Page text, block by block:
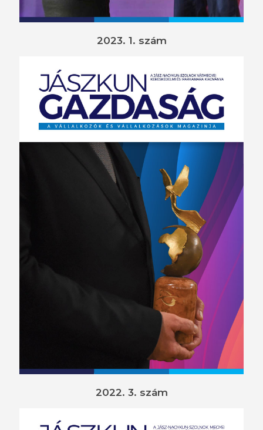
2023. 1. szám
2022. 3. szám